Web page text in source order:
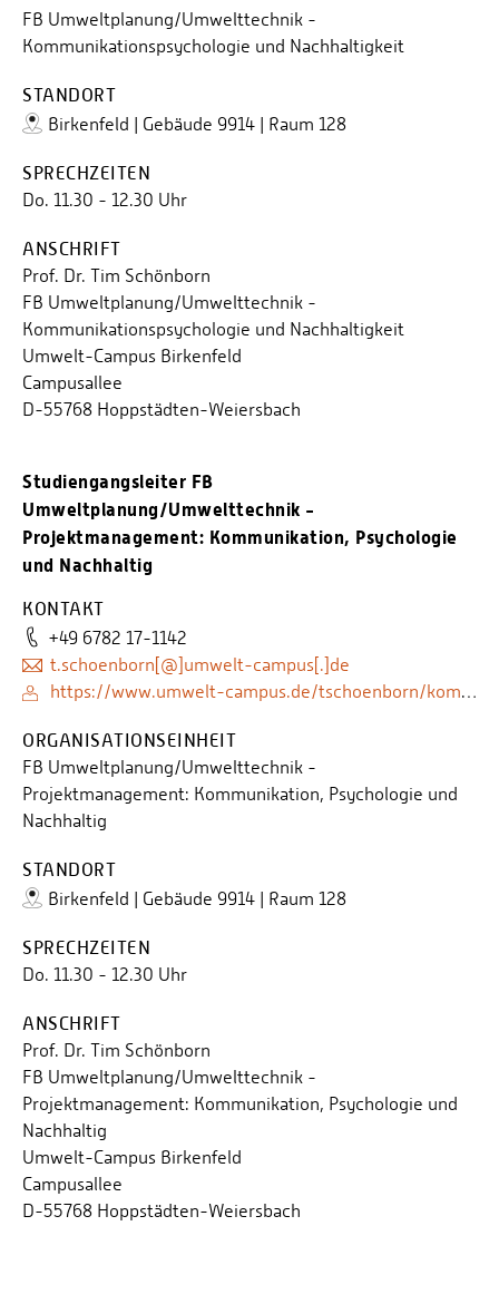
FB Umweltplanung/Umwelttechnik -
Kommunikationspsychologie und Nachhaltigkeit
STANDORT
Birkenfeld | Gebäude 9914 | Raum 128
SPRECHZEITEN
Do. 11.30 - 12.30 Uhr
ANSCHRIFT
Prof. Dr. Tim Schönborn
FB Umweltplanung/Umwelttechnik -
Kommunikationspsychologie und Nachhaltigkeit
Umwelt-Campus Birkenfeld
Campusallee
D-55768 Hoppstädten-Weiersbach
Studiengangsleiter FB
Umweltplanung/Umwelttechnik -
Projektmanagement: Kommunikation, Psychologie
und Nachhaltig
KONTAKT
+49 6782 17-1142
t.schoenborn[@]umwelt-campus[.]de
https://www.umwelt-campus.de/tschoenborn/kompetenzen
ORGANISATIONSEINHEIT
FB Umweltplanung/Umwelttechnik -
Projektmanagement: Kommunikation, Psychologie und
Nachhaltig
STANDORT
Birkenfeld | Gebäude 9914 | Raum 128
SPRECHZEITEN
Do. 11.30 - 12.30 Uhr
ANSCHRIFT
Prof. Dr. Tim Schönborn
FB Umweltplanung/Umwelttechnik -
Projektmanagement: Kommunikation, Psychologie und
Nachhaltig
Umwelt-Campus Birkenfeld
Campusallee
D-55768 Hoppstädten-Weiersbach